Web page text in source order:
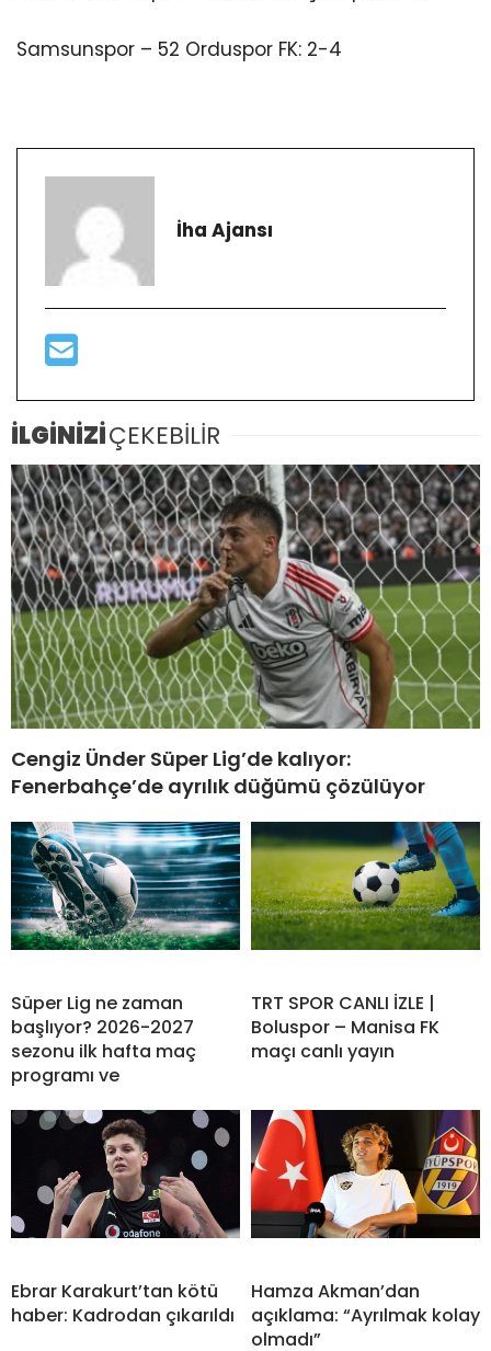
Samsunspor – 52 Orduspor FK: 2-4
İha Ajansı
İLGİNİZİÇEKEBİLİR
Cengiz Ünder Süper Lig’de kalıyor:
Fenerbahçe’de ayrılık düğümü çözülüyor
Süper Lig ne zaman
başlıyor? 2026-2027
sezonu ilk hafta maç
programı ve
TRT SPOR CANLI İZLE |
Boluspor – Manisa FK
maçı canlı yayın
Ebrar Karakurt’tan kötü
haber: Kadrodan çıkarıldı
Hamza Akman’dan
açıklama: “Ayrılmak kolay
olmadı”